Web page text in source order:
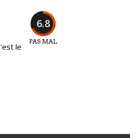
6.8
PAS MAL
le